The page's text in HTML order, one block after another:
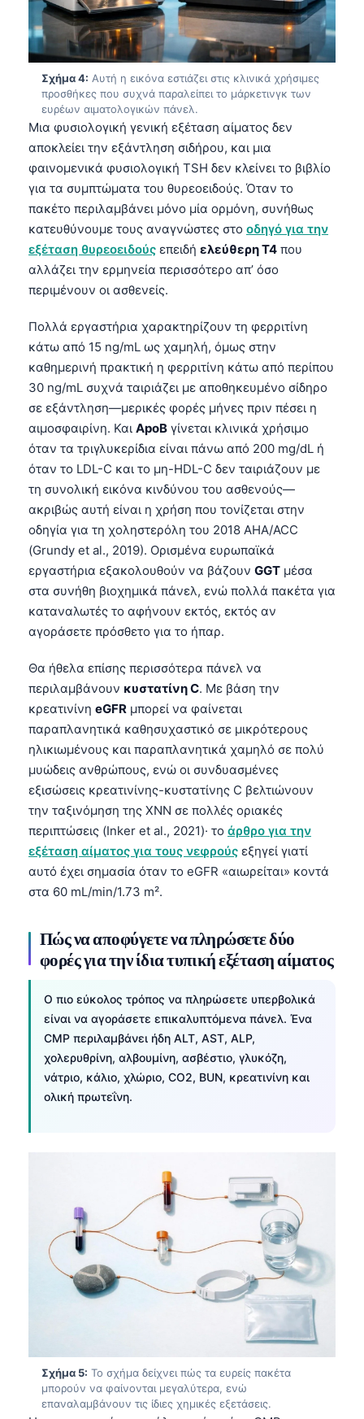
Σχήμα 4: Αυτή η εικόνα εστιάζει στις κλινικά χρήσιμες
προσθήκες που συχνά παραλείπει το μάρκετινγκ των
ευρέων αιματολογικών πάνελ.
Μια φυσιολογική γενική εξέταση αίματος δεν
αποκλείει την εξάντληση σιδήρου, και μια
φαινομενικά φυσιολογική TSH δεν κλείνει το βιβλίο
για τα συμπτώματα του θυρεοειδούς. Όταν το
πακέτο περιλαμβάνει μόνο μία ορμόνη, συνήθως
κατευθύνουμε τους αναγνώστες στο οδηγό για την
εξέταση θυρεοειδούς επειδή ελεύθερη T4 που
αλλάζει την ερμηνεία περισσότερο απ’ όσο
περιμένουν οι ασθενείς.
Πολλά εργαστήρια χαρακτηρίζουν τη φερριτίνη
κάτω από 15 ng/mL ως χαμηλή, όμως στην
καθημερινή πρακτική η φερριτίνη κάτω από περίπου
30 ng/mL συχνά ταιριάζει με αποθηκευμένο σίδηρο
σε εξάντληση—μερικές φορές μήνες πριν πέσει η
αιμοσφαιρίνη. Και ApoB γίνεται κλινικά χρήσιμο
όταν τα τριγλυκερίδια είναι πάνω από 200 mg/dL ή
όταν το LDL-C και το μη-HDL-C δεν ταιριάζουν με
τη συνολική εικόνα κινδύνου του ασθενούς—
ακριβώς αυτή είναι η χρήση που τονίζεται στην
οδηγία για τη χοληστερόλη του 2018 AHA/ACC
(Grundy et al., 2019). Ορισμένα ευρωπαϊκά
εργαστήρια εξακολουθούν να βάζουν GGT μέσα
στα συνήθη βιοχημικά πάνελ, ενώ πολλά πακέτα για
καταναλωτές το αφήνουν εκτός, εκτός αν
αγοράσετε πρόσθετο για το ήπαρ.
Θα ήθελα επίσης περισσότερα πάνελ να
περιλαμβάνουν κυστατίνη C. Με βάση την
κρεατινίνη eGFR μπορεί να φαίνεται
παραπλανητικά καθησυχαστικό σε μικρότερους
ηλικιωμένους και παραπλανητικά χαμηλό σε πολύ
μυώδεις ανθρώπους, ενώ οι συνδυασμένες
εξισώσεις κρεατινίνης-κυστατίνης C βελτιώνουν
την ταξινόμηση της ΧΝΝ σε πολλές οριακές
περιπτώσεις (Inker et al., 2021)· το άρθρο για την
εξέταση αίματος για τους νεφρούς εξηγεί γιατί
αυτό έχει σημασία όταν το eGFR «αιωρείται» κοντά
στα 60 mL/min/1.73 m².
Πώς να αποφύγετε να πληρώσετε δύο
φορές για την ίδια τυπική εξέταση αίματος
Ο πιο εύκολος τρόπος να πληρώσετε υπερβολικά
είναι να αγοράσετε επικαλυπτόμενα πάνελ. Ένα
CMP περιλαμβάνει ήδη ALT, AST, ALP,
χολερυθρίνη, αλβουμίνη, ασβέστιο, γλυκόζη,
νάτριο, κάλιο, χλώριο, CO2, BUN, κρεατινίνη και
ολική πρωτεΐνη.
Σχήμα 5: Το σχήμα δείχνει πώς τα ευρείς πακέτα
μπορούν να φαίνονται μεγαλύτερα, ενώ
επαναλαμβάνουν τις ίδιες χημικές εξετάσεις.